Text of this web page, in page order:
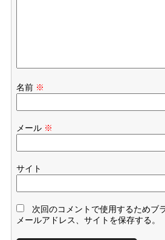
名前 ※
メール ※
サイト
次回のコメントで使用するためブ
メールアドレス、サイトを保存する。